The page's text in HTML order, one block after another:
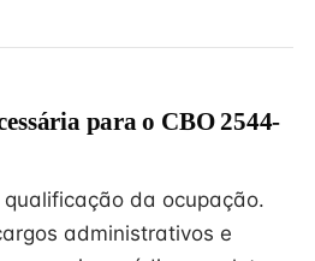
para o CBO 2544-
da ocupação.
administrativos e